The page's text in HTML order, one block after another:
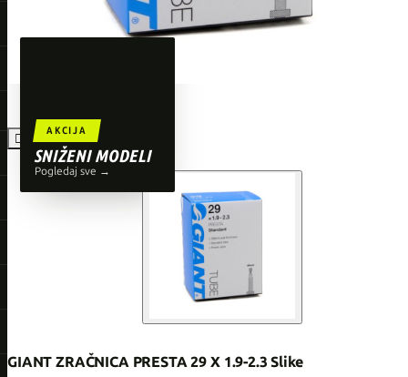
AKCIJA
SNIŽENI MODELI
Pogledaj sve →

GIANT ZRAČNICA PRESTA 29 X 1.9-2.3 Slike